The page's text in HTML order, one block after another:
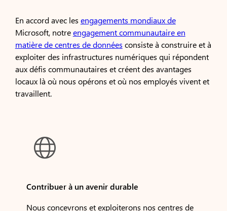
En accord avec les engagements mondiaux de
Microsoft, notreengagement communautaire en
matière de centres de données consiste à construire et à
exploiter des infrastructures numériques qui répondent
aux défis communautaires et créent des avantages
locaux là où nous opérons et où nos employés vivent et
travaillent.

Contribuer à un avenir durable
Nous concevrons et exploiterons nos centres de